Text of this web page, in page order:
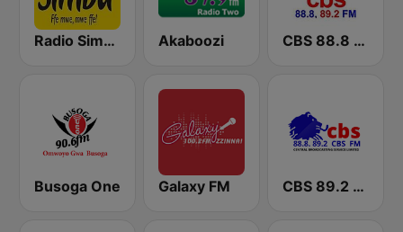
Radio Simba 97.3 Akaboozi CBS 88.8 FM Buganda
Busoga One Galaxy FM CBS 89.2 FM Buganda